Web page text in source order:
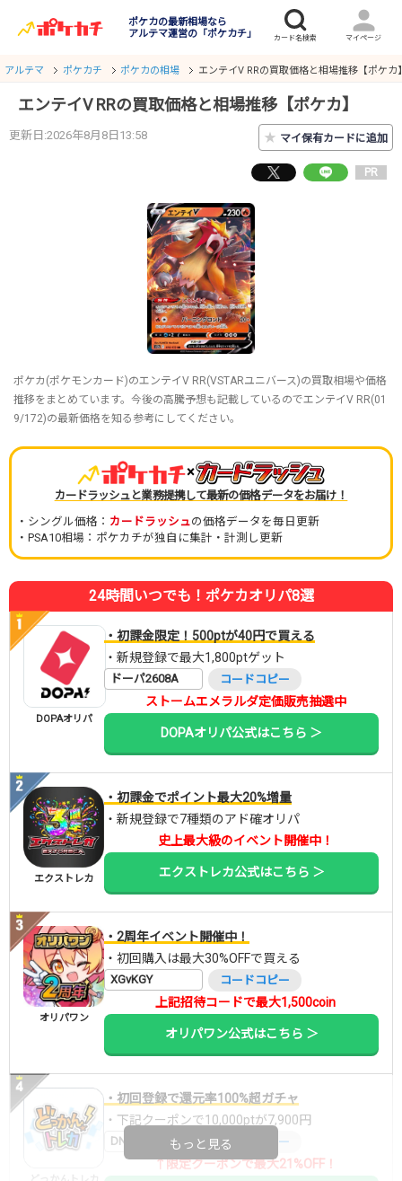
ポケカの最新相場なら
アルテマ運営の「ポケカチ」
アルテマ ポケカチ ポケカの相場 エンテイV RRの買取価格と相場推移【ポケカ
エンテイV RRの買取価格と相場推移【ポケカ】
更新日:2026年8月8日13:58 ★ マイ保有カードに追加
PR
ポケカ(ポケモンカード)のエンテイV RR(VSTARユニバース)の買取相場や価格
推移をまとめています。今後の高騰予想も記載しているのでエンテイV RR(01
9/172)の最新価格を知る参考にしてください。
×
カードラッシュと業務提携して最新の価格データをお届け！
・シングル価格： カードラッシュの価格データを毎日更新
・PSA10相場：ポケカチが独自に集計・計測し更新
24時間いつでも！ポケカオリパ8選
DOPAオリパ
・初課金限定！500ptが40円で買える
・新規登録で最大1,800ptゲット
ドーパ2608A コードコピー
ストームエメラルダ定価販売抽選中
DOPAオリパ公式はこちら ＞
エクストレカ
・初課金でポイント最大20%増量
・新規登録で7種類のアド確オリパ
史上最大級のイベント開催中！
エクストレカ公式はこちら ＞
オリパワン
・2周年イベント開催中！
・初回購入は最大30%OFFで買える
XGvKGY コードコピー
上記招待コードで最大1,500coin
オリパワン公式はこちら ＞
・初回登録で還元率100%超ガチャ
・下記クーポンで10,000ptが7,900円
DNGBIF4X コードコピー
↑限定クーポンで最大21%OFF！
もっと見る